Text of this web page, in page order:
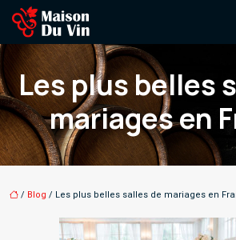
Les plus belles
mariages en
/ Blog / Les plus belles salles de mariages en